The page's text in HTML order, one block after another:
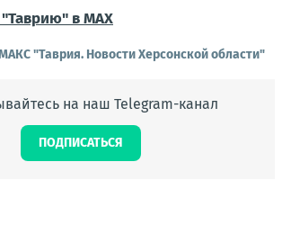
в MAX
"Таврия. Новости Херсонской области"
на наш Telegram-канал
ПОДПИСАТЬСЯ